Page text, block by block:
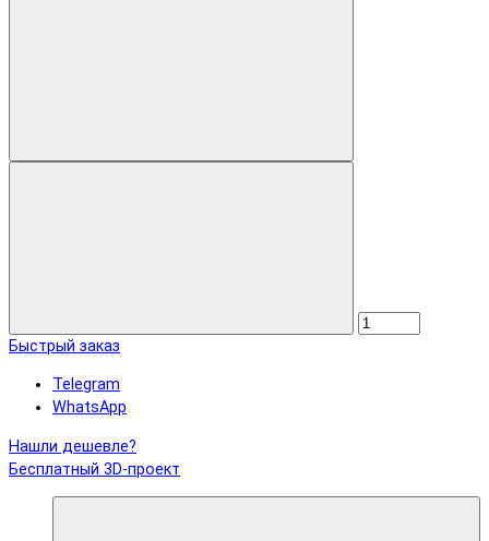
Быстрый заказ
Telegram
WhatsApp
Нашли дешевле?
Бесплатный 3D-проект